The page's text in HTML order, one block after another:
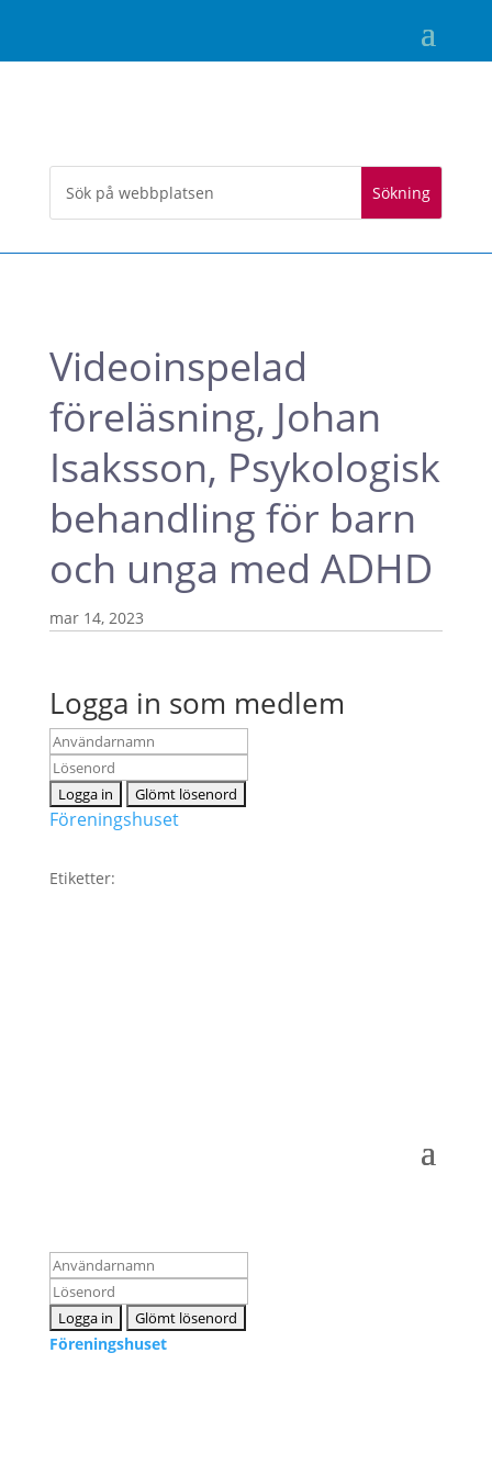
Videoinspelad
föreläsning, Johan
Isaksson, Psykologisk
behandling för barn
och unga med ADHD
mar 14, 2023
Logga in som medlem
Föreningshuset
Etiketter:
Föreningshuset